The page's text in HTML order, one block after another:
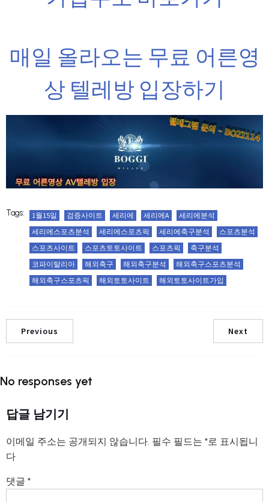
매일 올라오는 무료 어른영
상 텔레방 입장하기
Tags: 1월15일 검증사이트 세리에 세리에A
세리에분석
세리에스포츠분석
세리에스포츠픽 세리에축구분석
스포츠분석
스포츠사이트
스포츠토토사이트 스포츠픽
축구분석
코파이탈리아
해외축구 해외축구분석
해외축구스포츠분석
해외축구스포츠픽
해외토토사이트 해외토토사이트가입
Previous Next
No responses yet
답글 남기기
이메일 주소는 공개되지 않습니다. 필수 필드는 *로 표시됩니
다
댓글 *